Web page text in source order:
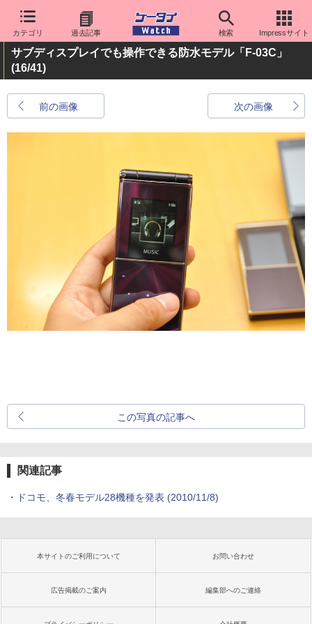
カテゴリ 過去記事 検索 Impressサイト
サブディスプレイでも操作できる防水モデル「F-03C」
(16/41)
前の画像 次の画像
この写真の記事へ
関連記事
・ ドコモ、冬春モデル28機種を発表 (2010/11/8)
本サイトのご利用について お問い合わせ
広告掲載のご案内 編集部へのご連絡